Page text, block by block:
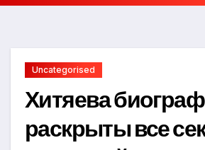
Uncategorised
Хитяева
раскрыты все